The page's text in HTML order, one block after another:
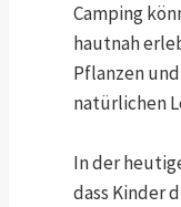
Camping
hautnah
Pflanzen
natürlichen
In der
dass Kinder